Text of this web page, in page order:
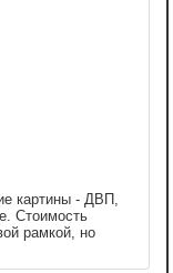
картины - ДВП,
Стоимость
рамкой, но